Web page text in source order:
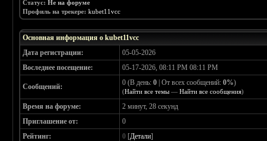
Статус: Не на форуме
Профиль на трекере: kubet11vcc
Основная информация о kubet11vcc
Дата регистрации:
05-05-2026
Воследнее посещение:
05-17-2026, 08:11 PM 08:11 PM
Сообщений: 0 (В день:0 | От всех сообщений:0%)
(Найти все темы —Найти все сообщения)
Время на форуме:
2 минут, 28 секунд
Приглашение от:
0
Рейтинг:
0 [Детали]